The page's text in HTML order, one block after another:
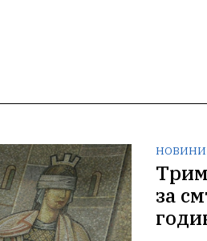
НОВИНИ
за